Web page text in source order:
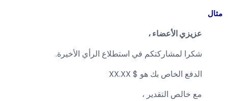
مثال
عزيزي الأعضاء ،
شكرا لمشاركتكم في استطلاع الرأي الأخيرة.
الدفع الخاص بك هو $ XX.XX
مع خالص التقدير ،